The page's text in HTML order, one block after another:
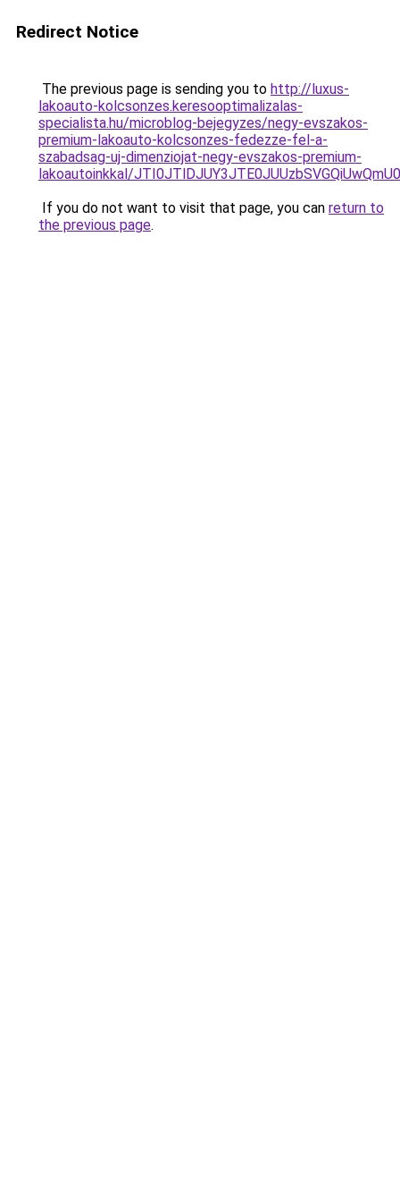
Redirect Notice
The previous page is sending you to http://luxus-
lakoauto-kolcsonzes.keresooptimalizalas-
specialista.hu/microblog-bejegyzes/negy-evszakos-
premium-lakoauto-kolcsonzes-fedezze-fel-a-
szabadsag-uj-dimenziojat-negy-evszakos-premium-
lakoautoinkkal/
If you do not want to visit that page, you can return to
the previous page.